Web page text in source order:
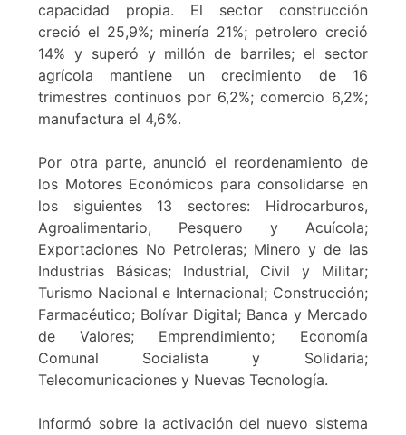
capacidad propia. El sector construcción
creció el 25,9%; minería 21%; petrolero creció
14% y superó y millón de barriles; el sector
agrícola mantiene un crecimiento de 16
trimestres continuos por 6,2%; comercio 6,2%;
manufactura el 4,6%.
Por otra parte, anunció el reordenamiento de
los Motores Económicos para consolidarse en
los siguientes 13 sectores: Hidrocarburos,
Agroalimentario, Pesquero y Acuícola;
Exportaciones No Petroleras; Minero y de las
Industrias Básicas; Industrial, Civil y Militar;
Turismo Nacional e Internacional; Construcción;
Farmacéutico; Bolívar Digital; Banca y Mercado
de Valores; Emprendimiento; Economía
Comunal Socialista y Solidaria;
Telecomunicaciones y Nuevas Tecnología.
Informó sobre la activación del nuevo sistema